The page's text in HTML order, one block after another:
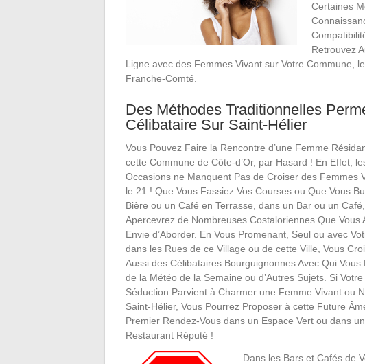
Certaines
Retrouvez
Ligne avec des Femmes Vivant sur Votre Commune,
Franche-Comté.
Des Méthodes Traditionnelles
Célibataire Sur Saint-Hélier
Vous Pouvez Faire la Rencontre d’une Femme
cette Commune de Côte-d’Or, par Hasard ! En Effet,
Occasions ne Manquent Pas de Croiser des Femmes
le 21 ! Que Vous Fassiez Vos Courses ou Que Vous
Bière ou un Café en Terrasse, dans un Bar ou un
Apercevrez de Nombreuses Costaloriennes Que Vous
Envie d’Aborder. En Vous Promenant, Seul ou avec
dans les Rues de ce Village ou de cette Ville, Vous
Aussi des Célibataires Bourguignonnes Avec Qui Vous
de la Météo de la Semaine ou d’Autres Sujets. Si
Séduction Parvient à Charmer une Femme Vivant ou
Saint-Hélier, Vous Pourrez Proposer à cette Future
Premier Rendez-Vous dans un Espace Vert ou dans un
Restaurant Réputé !
Dans les Bars et Cafés de